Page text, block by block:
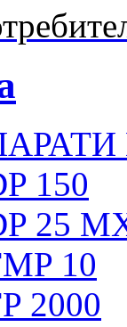
150
25
10
2000